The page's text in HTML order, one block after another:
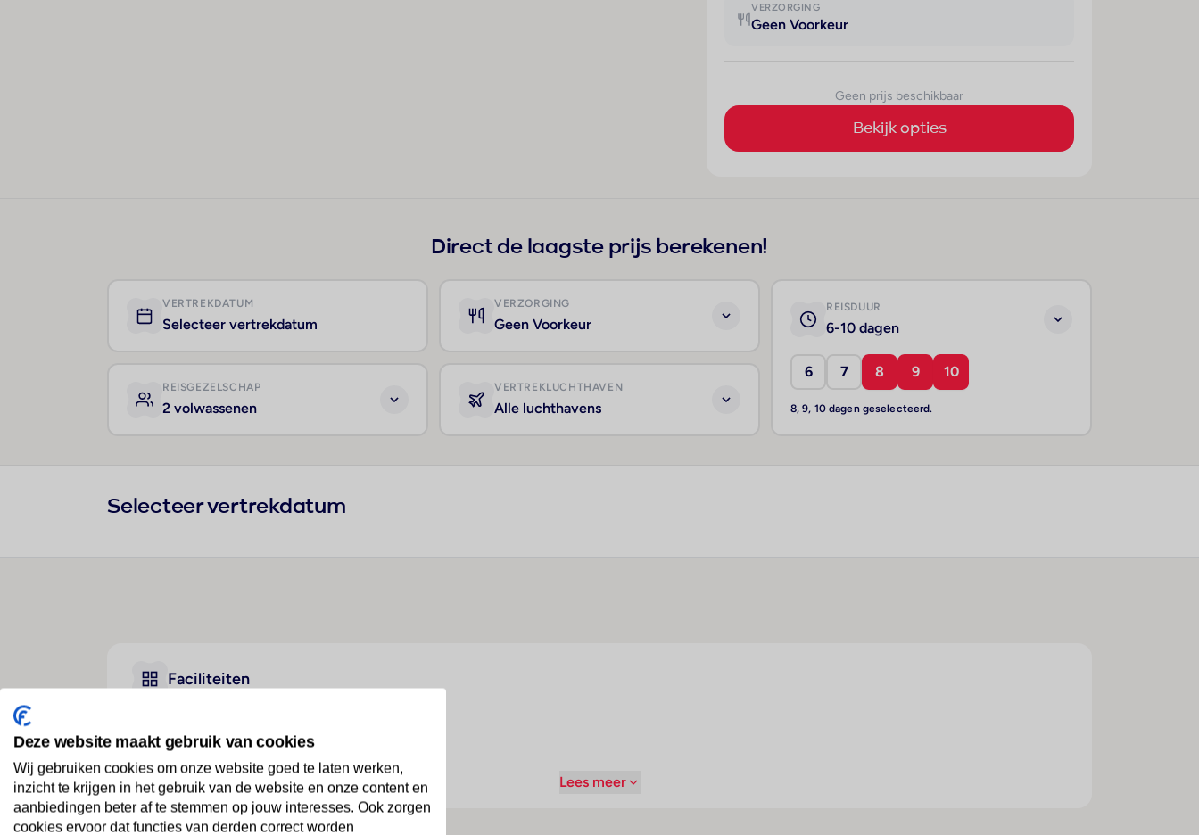
VERZORGING
Geen Voorkeur
Geen prijs beschikbaar
Bekijk opties
Direct de laagste prijs berekenen!
VERTREKDATUM
Selecteer vertrekdatum
VERZORGING
Geen Voorkeur
REISDUUR
6-10 dagen
6 7 8 9 10
8, 9, 10 dagen geselecteerd.
REISGEZELSCHAP
2 volwassenen
VERTREKLUCHTHAVEN
Alle luchthavens
Selecteer vertrekdatum
Faciliteiten
Geen faciliteiten beschikbaar
Lees meer
Deze website maakt gebruik van cookies
Wij gebruiken cookies om onze website goed te laten werken,
inzicht te krijgen in het gebruik van de website en onze content en
aanbiedingen beter af te stemmen op jouw interesses. Ook zorgen
cookies ervoor dat functies van derden correct worden